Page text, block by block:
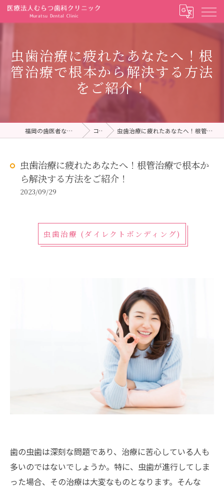
虫歯治療に疲れたあなたへ！根
管治療で根本から解決する方法
をご紹介！
福岡の歯医者ならむらつ歯科クリニック コラム 虫歯治療に疲れたあなたへ！根管治療で根本から解決する方法をご紹介！
虫歯治療に疲れたあなたへ！根管治療で根本か
ら解決する方法をご紹介！
2023/09/29
虫歯治療 (ダイレクトボンディング)
歯の虫歯は深刻な問題であり、治療に苦心している人も
多いのではないでしょうか。特に、虫歯が進行してしま
った場合、その治療は大変なものとなります。そんな